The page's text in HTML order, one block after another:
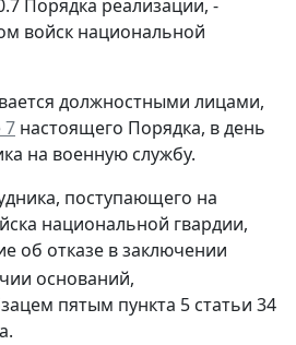
Порядка реализации, -
войск национальной
должностными лицами,
7 настоящего Порядка, в день
на военную службу.
поступающего на
национальной гвардии,
об отказе в заключении
оснований,
пятым пункта 5 статьи 34